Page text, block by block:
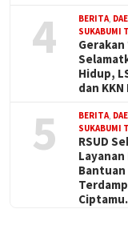
4 BERITA,
SUKABUMI
Hidup,
dan
5 BERITA,
SUKABUMI
RSUD
Bantuan